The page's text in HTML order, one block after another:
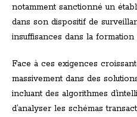
notamment sanctionné un
dans son dispositif de
insuffisances dans la
Face à ces exigences
massivement dans des
incluant des algorithmes
d’analyser les schémas